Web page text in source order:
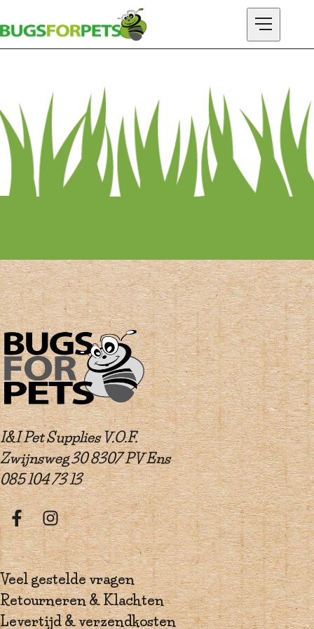
SHOP
I&I Pet Supplies V.O.F.
Zwijnsweg 30 8307 PV Ens
085 104 73 13
Veel gestelde vragen
Retourneren & Klachten
Levertijd & verzendkosten